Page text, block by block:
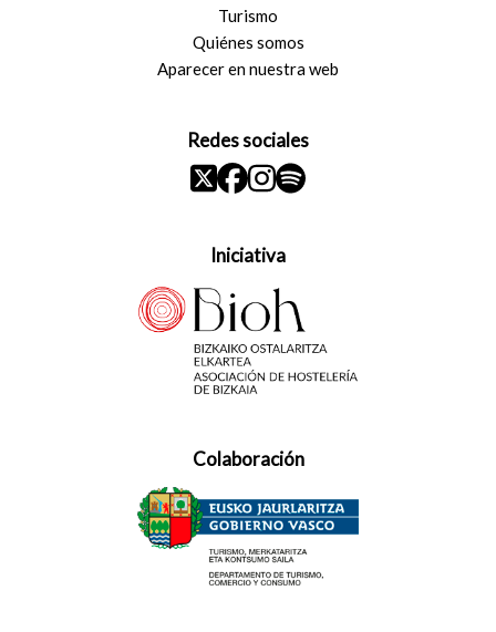
Turismo
Quiénes somos
Aparecer en nuestra web
Redes sociales
Iniciativa
Colaboración